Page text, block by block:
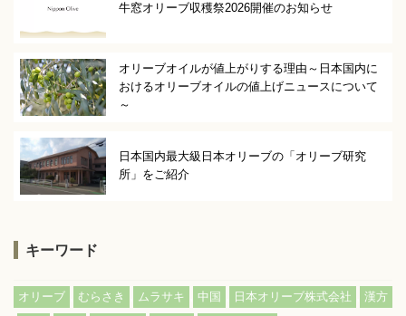
牛窓オリーブ収穫祭2026開催のお知らせ
オリーブオイルが値上がりする理由～日本国内に
おけるオリーブオイルの値上げニュースについて
～
日本国内最大級日本オリーブの「オリーブ研究
所」をご紹介
キーワード
オリーブ むらさき ムラサキ 中国 日本オリーブ株式会社 漢方